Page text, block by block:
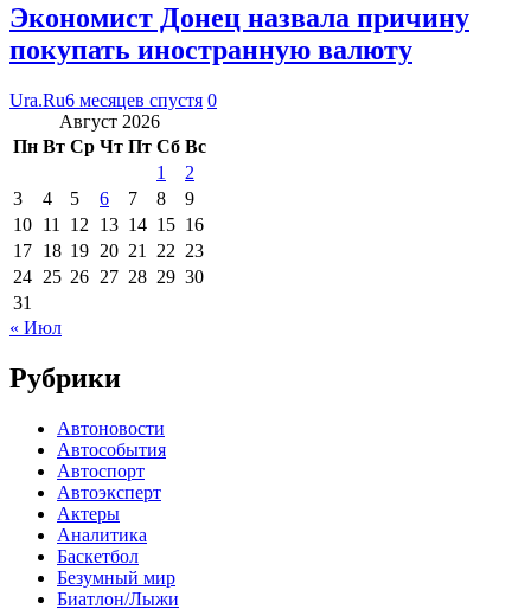
Экономист Донец назвала причину
покупать иностранную валюту
Ura.Ru6 месяцев спустя 0
Август 2026
Пн Вт Ср Чт Пт Сб Вс
1
2
3
4 5 6 7 8
9
10 11 12 13 14 15 16
17 18 19 20 21 22 23
24 25 26 27 28 29 30
31
« Июл
Рубрики
Автоновости
Автособытия
Автоспорт
Автоэксперт
Актеры
Аналитика
Баскетбол
Безумный мир
Биатлон/Лыжи